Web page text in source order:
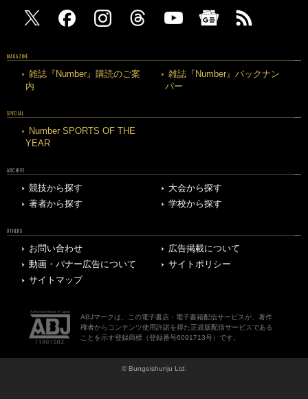
MAGAZINE
雑誌『Number』購読のご案
内
雑誌『Number』バックナン
バー
SPECIAL
Number SPORTS OF THE
YEAR
ARCHIVE
競技から探す
大会から探す
著者から探す
学校から探す
OTHERS
お問い合わせ
広告掲載について
動画・バナー広告について
サイトポリシー
サイトマップ
ABJマークは、この電子書店・電子書籍配信サービスが、著作
権者からコンテンツ使用許諾を得た正規版配信サービスである
ことを示す登録商標（登録番号6091713号）です。
© Bungeishunju Ltd.